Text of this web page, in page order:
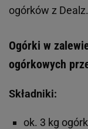
ogórków z
Ogórki w
ogórkowych
Składniki:
ok. 3 kg